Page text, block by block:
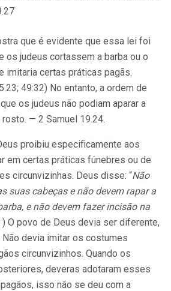
que é evidente que essa lei foi
os judeus cortassem a barba ou o
imitaria certas práticas pagãs.
49:32) No entanto, a ordem de
os judeus não podiam aparar a
— 2 Samuel 19.24.
proibiu especificamente aos
em certas práticas fúnebres ou de
circunvizinhas. Deus disse: “Não
suas cabeças e não devem rapar a
e não devem fazer incisão na
) O povo de Deus devia ser diferente,
devia imitar os costumes
circunvizinhos. Quando os
deveras adotaram esses
isso não se deu com a